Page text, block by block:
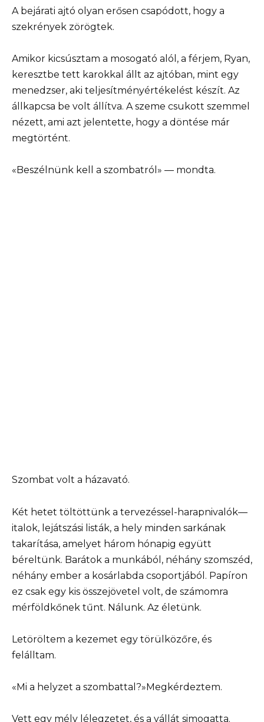
A bejárati ajtó olyan erősen csapódott, hogy a
szekrények zörögtek.
Amikor kicsúsztam a mosogató alól, a férjem, Ryan,
keresztbe tett karokkal állt az ajtóban, mint egy
menedzser, aki teljesítményértékelést készít. Az
állkapcsa be volt állítva. A szeme csukott szemmel
nézett, ami azt jelentette, hogy a döntése már
megtörtént.
«Beszélnünk kell a szombatról» — mondta.
Szombat volt a házavató.
Két hetet töltöttünk a tervezéssel-harapnivalók—
italok, lejátszási listák, a hely minden sarkának
takarítása, amelyet három hónapig együtt
béreltünk. Barátok a munkából, néhány szomszéd,
néhány ember a kosárlabda csoportjából. Papíron
ez csak egy kis összejövetel volt, de számomra
mérföldkőnek tűnt. Nálunk. Az életünk.
Letöröltem a kezemet egy törülközőre, és
felálltam.
«Mi a helyzet a szombattal?»Megkérdeztem.
Vett egy mély lélegzetet, és a vállát simogatta.